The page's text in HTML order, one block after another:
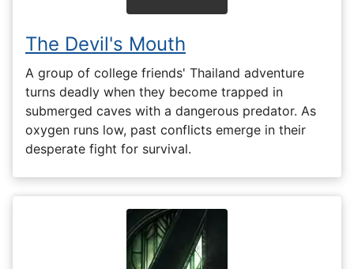
The Devil's Mouth
A group of college friends' Thailand adventure
turns deadly when they become trapped in
submerged caves with a dangerous predator. As
oxygen runs low, past conflicts emerge in their
desperate fight for survival.